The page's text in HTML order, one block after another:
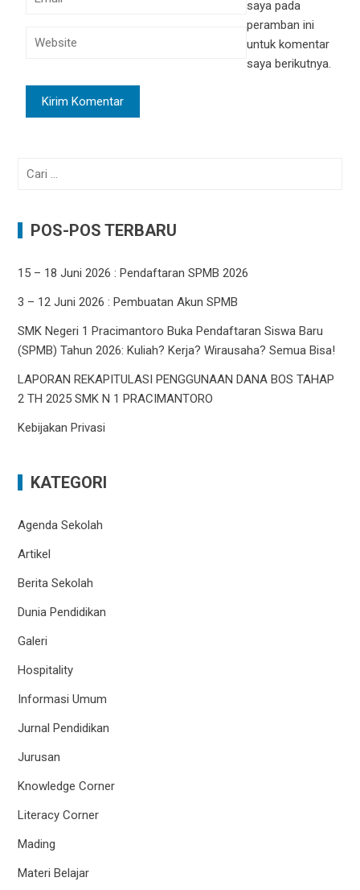
saya pada
peramban ini
untuk komentar
saya berikutnya.
Cari
POS-POS TERBARU
15 – 18 Juni 2026 : Pendaftaran SPMB 2026
3 – 12 Juni 2026 : Pembuatan Akun SPMB
SMK Negeri 1 Pracimantoro Buka Pendaftaran Siswa Baru
(SPMB) Tahun 2026: Kuliah? Kerja? Wirausaha? Semua Bisa!
LAPORAN REKAPITULASI PENGGUNAAN DANA BOS TAHAP
2 TH 2025 SMK N 1 PRACIMANTORO
Kebijakan Privasi
KATEGORI
Agenda Sekolah
Artikel
Berita Sekolah
Dunia Pendidikan
Galeri
Hospitality
Informasi Umum
Jurnal Pendidikan
Jurusan
Knowledge Corner
Literacy Corner
Mading
Materi Belajar